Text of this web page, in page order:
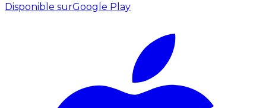
Disponible surGoogle Play